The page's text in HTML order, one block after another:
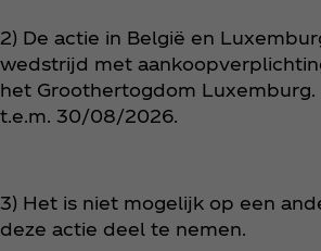
2) De actie in België en
wedstrijd met
het Groothertogdom
t.e.m. 30/08/2026.
3) Het is niet mogelijk op een
deze actie deel te nemen.